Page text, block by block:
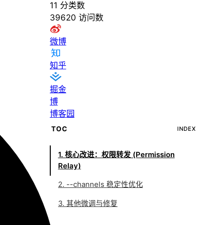
11 分类数
39620 访问数
微博
知乎
掘金
博
博客园
TOC INDEX
1. 核心改进：权限转发 (Permission
Relay)
2. --channels 稳定性优化
3. 其他微调与修复